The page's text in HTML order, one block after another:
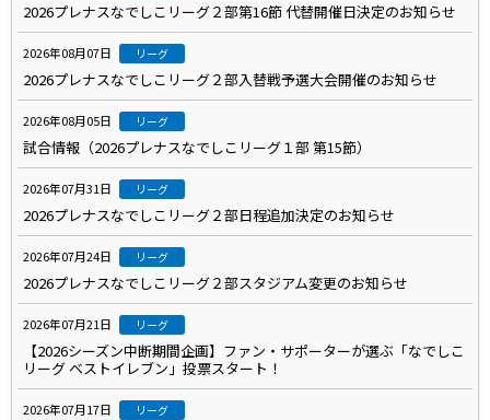
2026プレナスなでしこリーグ２部第16節 代替開催日決定のお知らせ
2026年08月07日 リーグ
2026プレナスなでしこリーグ２部入替戦予選大会開催のお知らせ
2026年08月05日 リーグ
試合情報（2026プレナスなでしこリーグ１部 第15節）
2026年07月31日 リーグ
2026プレナスなでしこリーグ２部日程追加決定のお知らせ
2026年07月24日 リーグ
2026プレナスなでしこリーグ２部スタジアム変更のお知らせ
2026年07月21日 リーグ
【2026シーズン中断期間企画】ファン・サポーターが選ぶ「なでしこ
リーグ ベストイレブン」投票スタート！
2026年07月17日 リーグ